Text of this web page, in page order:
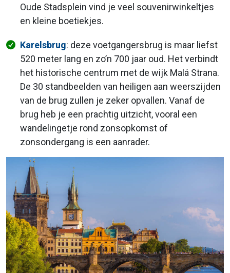
Oude Stadsplein vind je veel souvenirwinkeltjes
en kleine boetiekjes.
Karelsbrug: deze voetgangersbrug is maar liefst
520 meter lang en zo’n 700 jaar oud. Het verbindt
het historische centrum met de wijk Malá Strana.
De 30 standbeelden van heiligen aan weerszijden
van de brug zullen je zeker opvallen. Vanaf de
brug heb je een prachtig uitzicht, vooral een
wandelingetje rond zonsopkomst of
zonsondergang is een aanrader.